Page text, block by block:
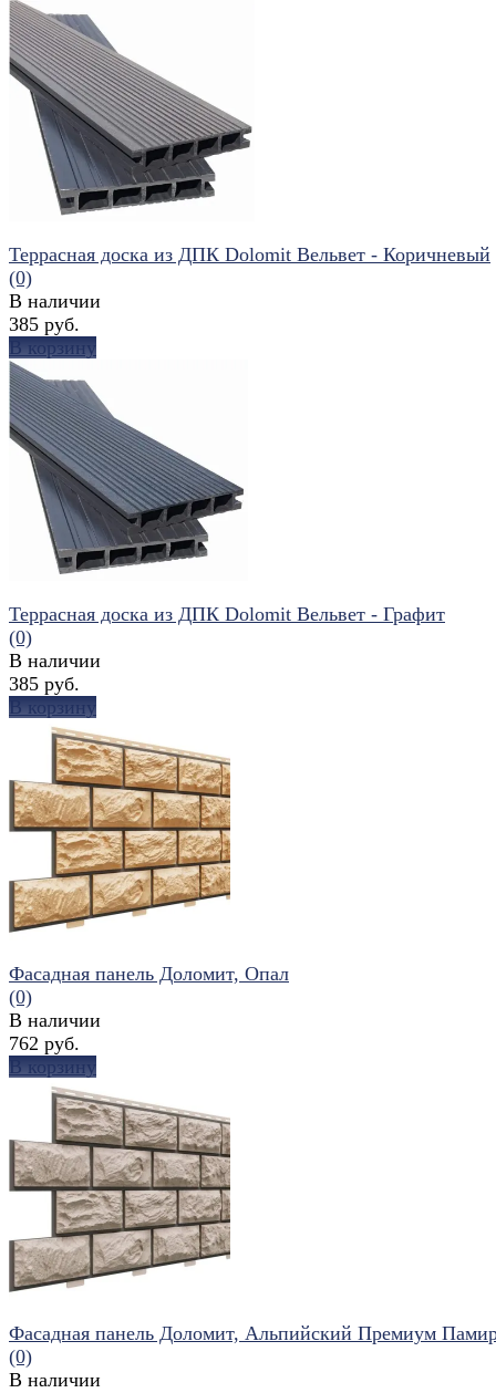
избранное сравнить
избранное сравнить
Террасная доска из ДПК Dolomit Вельвет - Коричневый
(0)
В наличии
385 руб.
В корзину
избранное сравнить
Террасная доска из ДПК Dolomit Вельвет - Графит
(0)
В наличии
385 руб.
В корзину
избранное сравнить
Фасадная панель Доломит, Опал
(0)
В наличии
762 руб.
В корзину
Фасадная панель Доломит, Альпийский Премиум
(0)
В наличии